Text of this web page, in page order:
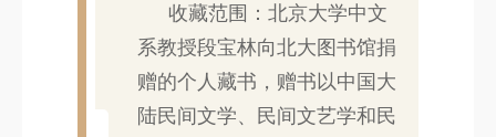
收藏范围：北京大学中文
系教授段宝林向北大图书馆捐
赠的个人藏书，赠书以中国大
陆民间文学、民间文艺学和民